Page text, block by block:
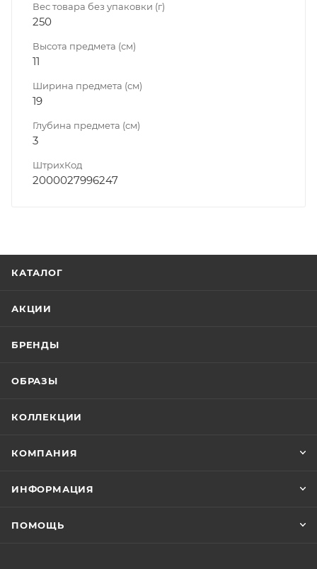
Вес товара без упаковки (г)
250
Высота предмета (см)
11
Ширина предмета (см)
19
Глубина предмета (см)
3
ШтрихКод
2000027996247
КАТАЛОГ
АКЦИИ
БРЕНДЫ
ОБРАЗЫ
КОЛЛЕКЦИИ
КОМПАНИЯ
ИНФОРМАЦИЯ
ПОМОЩЬ